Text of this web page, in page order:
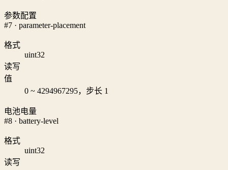
参数配置
#7 · parameter-placement
格式
uint32
读写
值
0 ~ 4294967295，步长 1
电池电量
#8 · battery-level
格式
uint32
读写